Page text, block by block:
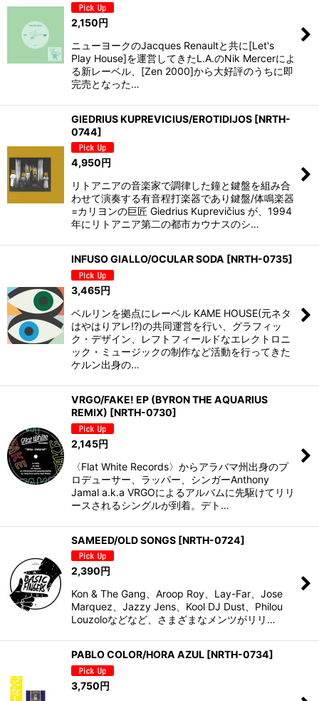
2,150円
ニューヨークのJacques Renaultと共に[Let's
Play House]を運営してきたL.A.のNik Mercerによ
る新レーベル、[Zen 2000]から大好評のうちに即
完売となった…
GIEDRIUS KUPREVICIUS/EROTIDIJOS [NRTH-
0744]
4,950円
リトアニアの音楽家で調律した鐘と鍵盤を組み合
わせて演奏する有音程打楽器であり鍵盤/体鳴楽器
=カリヨンの巨匠 Giedrius Kuprevičius ‎が、1994
年にリトアニア第二の都市カウナスのシ…
INFUSO GIALLO/OCULAR SODA [NRTH-0735]
3,465円
ベルリンを拠点にレーベル KAME HOUSE(元ネタ
はやはりアレ!?)の共同運営を行い、グラフィッ
ク・デザイン、レフトフィールドなエレクトロニ
ック・ミュージックの制作など活動を行ってきた
ケルン出身の…
VRGO/FAKE! EP (BYRON THE AQUARIUS
REMIX) [NRTH-0730]
2,145円
〈Flat White Records〉からアラバマ州出身のプ
ロデューサー、ラッパー、シンガーAnthony
Jamal a.k.a VRGOによるアルバムに先駆けてリリ
ースされるシングルが到着。デト…
SAMEED/OLD SONGS [NRTH-0724]
2,390円
Kon & The Gang、Aroop Roy、Lay-Far、Jose
Marquez、Jazzy Jens、Kool DJ Dust、Philou
Louzoloなどなど、さまざまなメンツがリリ…
PABLO COLOR/HORA AZUL [NRTH-0734]
3,750円